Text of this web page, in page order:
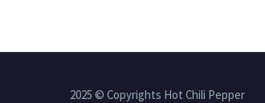
2025 © Copyrights Hot Chili Pepper